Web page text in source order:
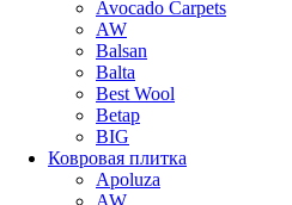
Avocado Carpets
AW
Balsan
Balta
Best Wool
Betap
BIG
Ковровая плитка
Apoluza
AW